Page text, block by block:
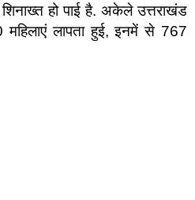
हो पाई है. अकेले उत्तराखंड
लापता हुई, इनमें से 767